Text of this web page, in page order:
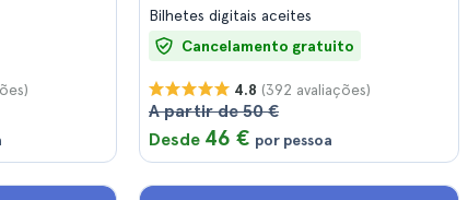
Bilhetes digitais aceites
Cancelamento gratuito
4.8 (392 avaliações)
A partir de 50 €
Desde 46 € por pessoa